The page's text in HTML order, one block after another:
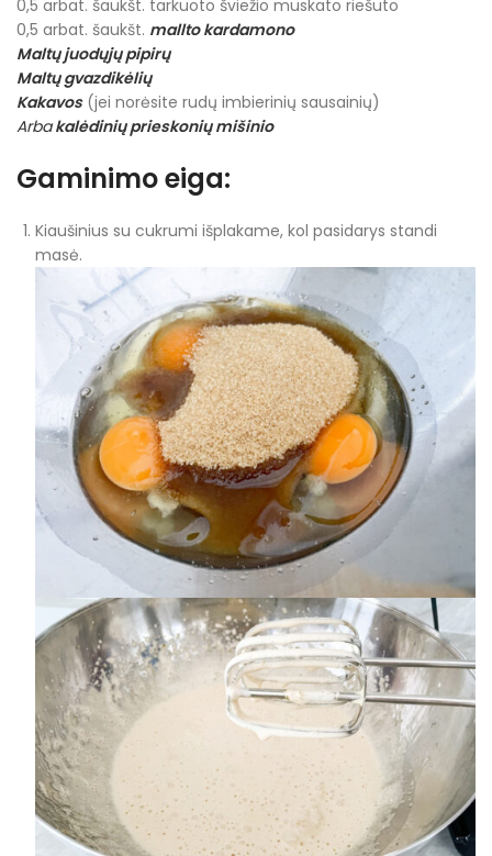
0,5 arbat. šaukšt. tarkuoto šviežio muskato riešuto
0,5 arbat. šaukšt. mallto kardamono
Maltų juodųjų pipirų
Maltų gvazdikėlių
Kakavos(jei norėsite rudų imbierinių sausainių)
Arbakalėdinių prieskonių mišinio
Gaminimo eiga:
Kiaušinius su cukrumi išplakame, kol pasidarys standi
masė.